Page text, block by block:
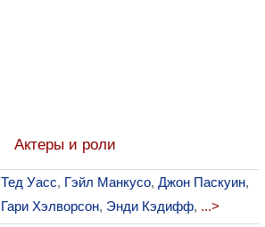
Актеры и роли
Тед Уасс, Гэйл Манкусо, Джон Паскуин,
Гари Хэлворсон, Энди Кэдифф, ...>